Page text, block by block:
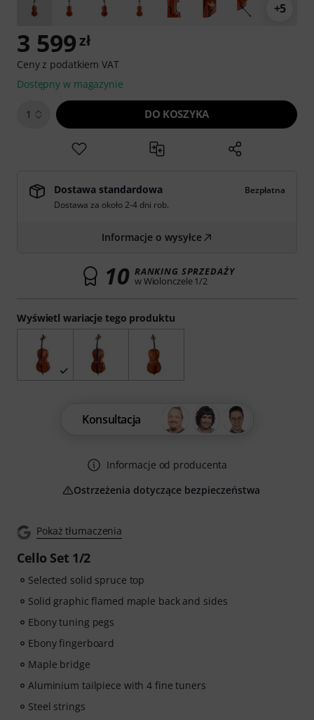
+5
Pokaż tłumaczenia
Cello Set 1/2
Selected solid spruce top
Solid graphic flamed maple back and sides
Ebony tuning pegs
Ebony fingerboard
Maple bridge
Aluminium tailpiece with 4 fine tuners
Steel strings
Wyświetl wariacje tego produktu
3 599zł
Ceny z podatkiem VAT
Dostępny w magazynie
1 DO KOSZYKA
Dostawa standardowa
Bezpłatna
Dostawa za około 2-4 dni rob.
Informacje o wysyłce
10 RANKING SPRZEDAŻY
w Wiolonczele 1/2
Konsultacja
Informacje od producenta
Ostrzeżenia dotyczące bezpieczeństwa